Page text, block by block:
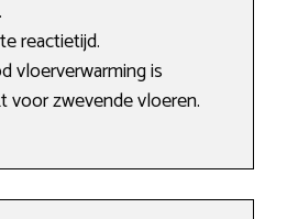
reactietijd.
vloerverwarming is
voor zwevende vloeren.